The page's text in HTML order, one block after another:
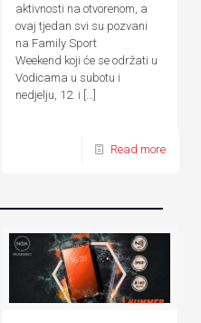
aktivnosti na otvorenom, a
ovaj tjedan svi su pozvani
na Family Sport
Weekend koji će se održati u
Vodicama u subotu i
nedjelju, 12. i
Read more